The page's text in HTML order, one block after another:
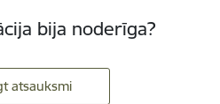
bija noderīga?
atsauksmi